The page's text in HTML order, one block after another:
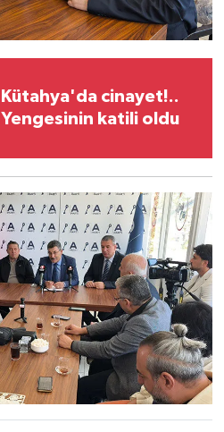
Kütahya'da cinayet!..
Yengesinin katili oldu